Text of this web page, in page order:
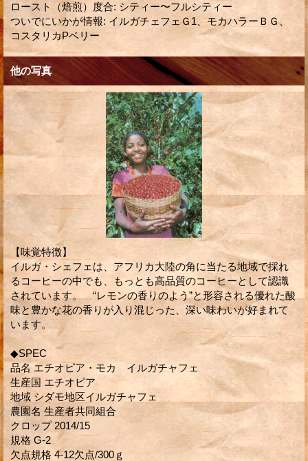
ロースト（焙煎）度合: シティー〜フルシティー
ついでにいかが情報: イルガチェフェＧ1、モカハラーＢＧ、
コスタリカPベリー
他の写真
【味覚特徴】
イルガ・シェフェは、アフリカ大陸の角に当たる地域で採れ
るコーヒーの中でも、もっとも高品質のコーヒーとして認識
されています。 “レモンの香りのよう”と形容される優れた酸
味と豊かな花の香りが入り混じった、深い味わいが好まれて
います。
◆SPEC
品名 エチオピア・モカ イルガチャフェ
生産国 エチオピア
地域 シダモ地区イルガチャフェ
農園名 生産者共同組合
クロップ 2014/15
規格 G-2
欠点規格 4-12欠点/300ｇ